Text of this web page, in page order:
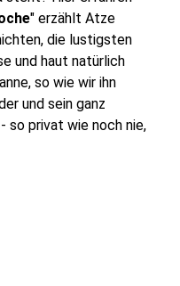
" erzählt Atze
die lustigsten
und haut natürlich
so wie wir ihn
und sein ganz
so privat wie noch nie,